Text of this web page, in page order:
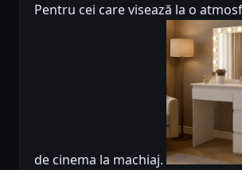
Pentru cei care visează la o
de cinema la machiaj.